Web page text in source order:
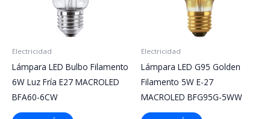
Electricidad
Lámpara LED Bulbo Filamento
6W Luz Fría E27 MACROLED
BFA60-6CW
Electricidad
Lámpara LED G95 Golden
Filamento 5W E-27
MACROLED BFG95G-5WW